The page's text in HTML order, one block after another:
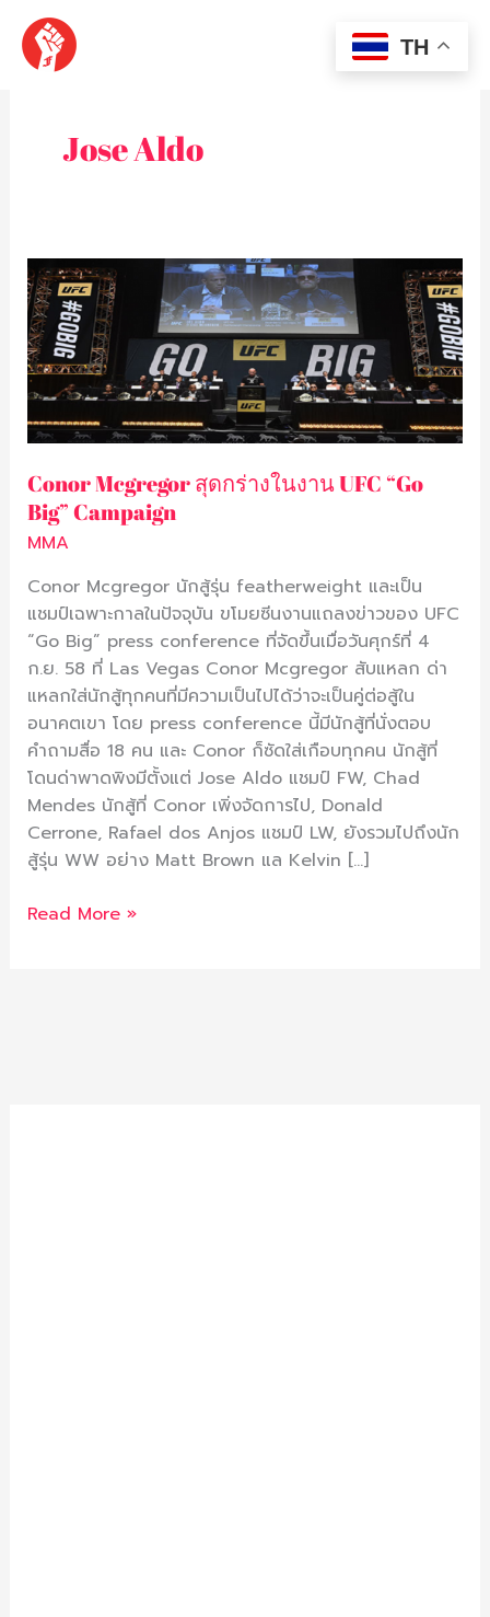
content
Jose Aldo
Conor Mcgregor สุดกร่างในงาน UFC “Go
Big” Campaign
MMA
Conor Mcgregor นักสู้รุ่น featherweight และเป็น
แชมป์เฉพาะกาลในปัจจุบัน ขโมยซีนงานแถลงข่าวของ UFC
“Go Big” press conference ที่จัดขึ้นเมื่อวันศุกร์ที่ 4
ก.ย. 58 ที่ Las Vegas Conor Mcgregor สับแหลก ด่า
แหลกใส่นักสู้ทุกคนที่มีความเป็นไปได้ว่าจะเป็นคู่ต่อสู้ใน
อนาคตเขา โดย press conference นี้มีนักสู้ที่นั่งตอบ
คำถามสื่อ 18 คน และ Conor ก็ซัดใส่เกือบทุกคน นักสู้ที่
โดนด่าพาดพิงมีตั้งแต่ Jose Aldo แชมป์ FW, Chad
Mendes นักสู้ที่ Conor เพิ่งจัดการไป, Donald
Cerrone, Rafael dos Anjos แชมป์ LW, ยังรวมไปถึงนัก
สู้รุ่น WW อย่าง Matt Brown แล Kelvin […]
Conor
Mcgregor
สุด
กร่าง
ใน
งาน
UFC
Big”
Campaign
Read More »
TH